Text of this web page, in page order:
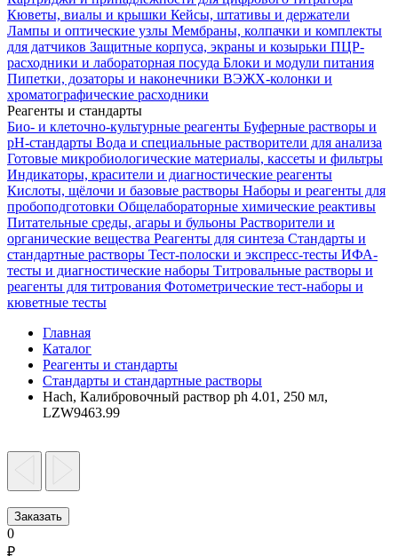
Кюветы, виалы и крышки Кейсы, штативы и держатели
Лампы и оптические узлы Мембраны, колпачки и комплекты
для датчиков Защитные корпуса, экраны и козырьки ПЦР-
расходники и лабораторная посуда Блоки и модули питания
Пипетки, дозаторы и наконечники ВЭЖХ-колонки и
хроматографические расходники
Реагенты и стандарты
Био- и клеточно-культурные реагенты Буферные растворы и
pH-стандарты Вода и специальные растворители для анализа
Готовые микробиологические материалы, кассеты и фильтры
Индикаторы, красители и диагностические реагенты
Кислоты, щёлочи и базовые растворы Наборы и реагенты для
пробоподготовки Общелабораторные химические реактивы
Питательные среды, агары и бульоны Растворители и
органические вещества Реагенты для синтеза Стандарты и
стандартные растворы Тест-полоски и экспресс-тесты ИФА-
тесты и диагностические наборы Титровальные растворы и
реагенты для титрования Фотометрические тест-наборы и
кюветные тесты
Главная
Каталог
Реагенты и стандарты
Стандарты и стандартные растворы
Hach, Калибровочный раствор ph 4.01, 250 мл,
LZW9463.99
Заказать
0
₽